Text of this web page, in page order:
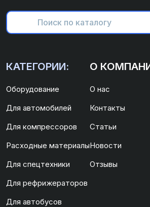
КАТЕГОРИИ:
Оборудование
Для автомобилей
Для компрессоров
Расходные материалы
Для спецтехники
Для рефрижераторов
Для автобусов
О
О нас
Контакты
Статьи
Новости
Отзывы